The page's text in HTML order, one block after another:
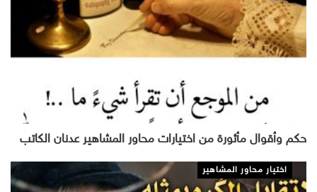
حكم وأقوال مأثورة من اختيارات محاور المشاهير عدنان الكاتب
اختيار محاور المشاهير